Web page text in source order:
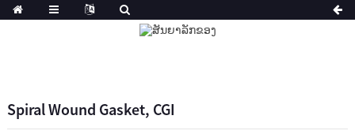
Spiral Wound Gasket, CGI